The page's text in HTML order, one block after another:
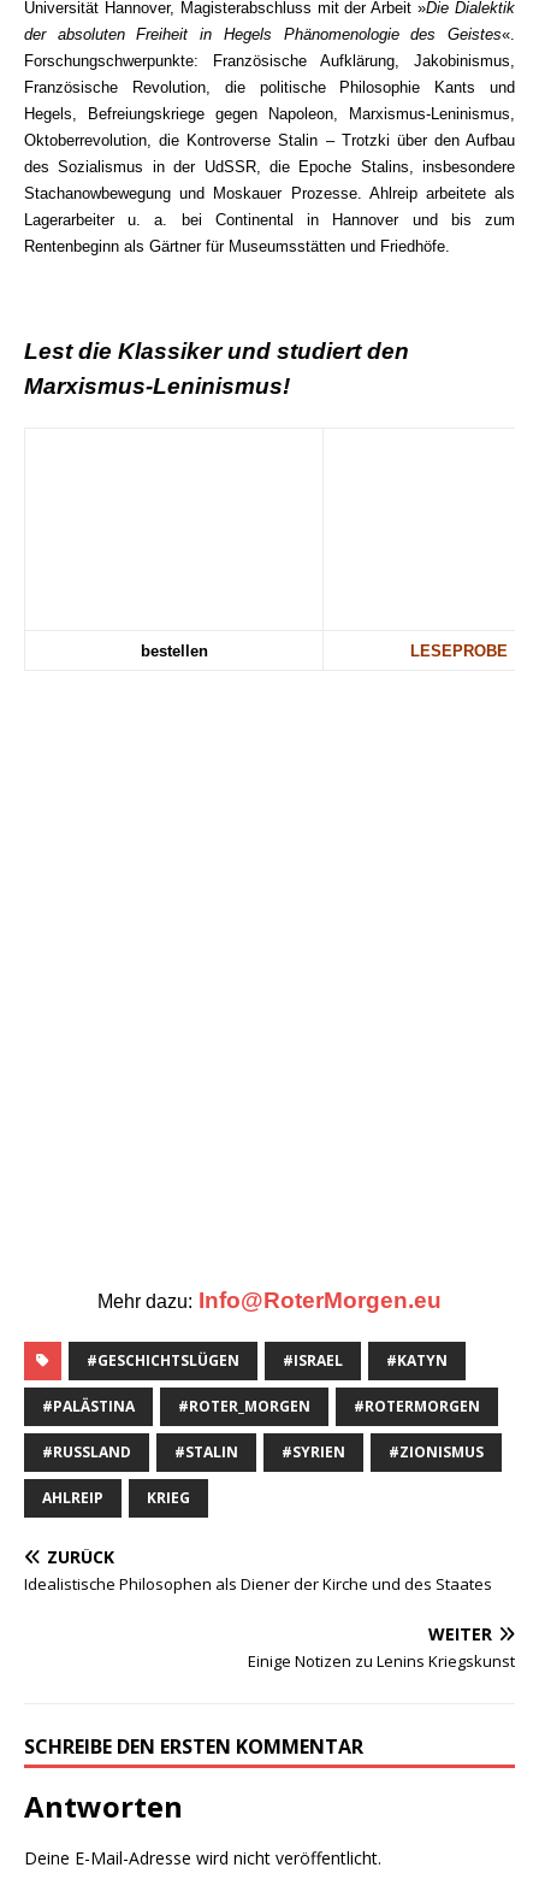
Universität Hannover, Magisterabschluss mit der Arbeit »Die Dialektik
der absoluten Freiheit in Hegels Phänomenologie des Geistes«.
Forschungschwerpunkte: Französische Aufklärung, Jakobinismus,
Französische Revolution, die politische Philosophie Kants und
Hegels, Befreiungskriege gegen Napoleon, Marxismus-Leninismus,
Oktoberrevolution, die Kontroverse Stalin – Trotzki über den Aufbau
des Sozialismus in der UdSSR, die Epoche Stalins, insbesondere
Stachanowbewegung und Moskauer Prozesse. Ahlreip arbeitete als
Lagerarbeiter u. a. bei Continental in Hannover und bis zum
Rentenbeginn als Gärtner für Museumsstätten und Friedhöfe.
Lest die Klassiker und studiert den
Marxismus-Leninismus!
bestellen LESEPROBE
Antworten
Deine E-Mail-Adresse wird nicht veröffentlicht.
Kommentar
Website
Name, E-Mail-Adresse und Website in diesem Browser für